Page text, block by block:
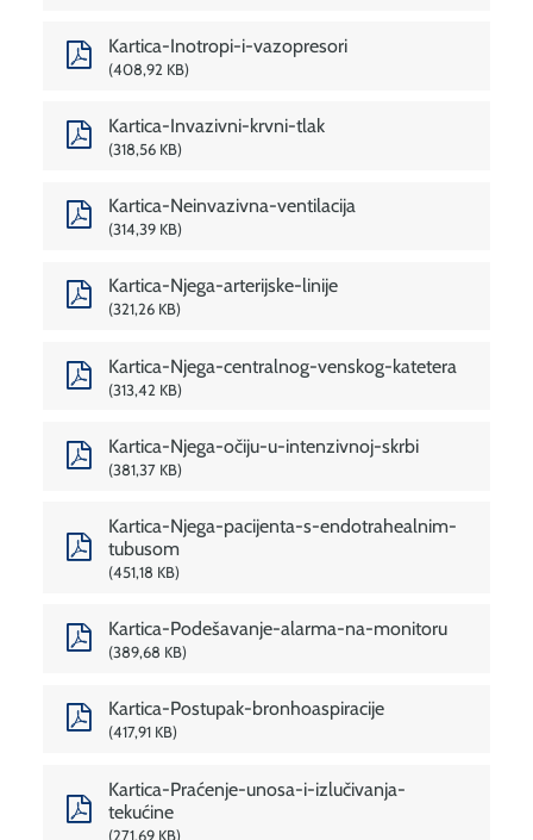
Kartica-Inotropi-i-vazopresori
408,92 KB
Kartica-Invazivni-krvni-tlak
318,56 KB
Kartica-Neinvazivna-ventilacija
314,39 KB
Kartica-Njega-arterijske-linije
321,26 KB
Kartica-Njega-centralnog-venskog-katetera
313,42 KB
Kartica-Njega-očiju-u-intenzivnoj-skrbi
381,37 KB
Kartica-Njega-pacijenta-s-endotrahealnim-
tubusom
451,18 KB
Kartica-Podešavanje-alarma-na-monitoru
389,68 KB
Kartica-Postupak-bronhoaspiracije
417,91 KB
Kartica-Praćenje-unosa-i-izlučivanja-
tekućine
271,69 KB